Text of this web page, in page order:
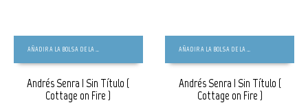
AÑADIR A LA BOLSA DE LA COMPRA
Andrés Senra | Sin Título (
Cottage on Fire )
AÑADIR A LA BOLSA DE LA COMPRA
Andrés Senra | Sin Título (
Cottage on Fire )